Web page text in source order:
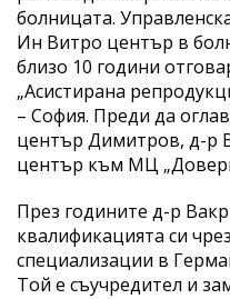
болницата.
Ин Витро център в
близо 10 години
„Асистирана
– София. Преди да
център Димитров, д-р
център към МЦ
През годините д-р
квалификацията си
специализации в
Той е съучредител и